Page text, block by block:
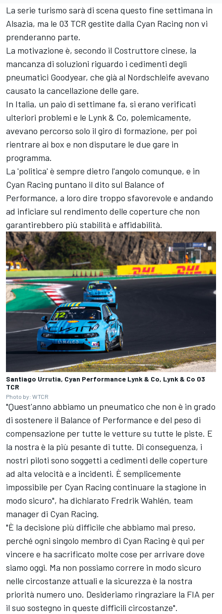
La serie turismo sarà di scena questo fine settimana in
Alsazia, ma le 03 TCR gestite dalla Cyan Racing non vi
prenderanno parte.
La motivazione è, secondo il Costruttore cinese, la
mancanza di soluzioni riguardo i cedimenti degli
pneumatici Goodyear, che già al Nordschleife avevano
causato la cancellazione delle gare.
In Italia, un paio di settimane fa, si erano verificati
ulteriori problemi e le Lynk & Co, polemicamente,
avevano percorso solo il giro di formazione, per poi
rientrare ai box e non disputare le due gare in
programma.
La 'politica' è sempre dietro l'angolo comunque, e in
Cyan Racing puntano il dito sul Balance of
Performance, a loro dire troppo sfavorevole e andando
ad inficiare sul rendimento delle coperture che non
garantirebbero più stabilità e affidabilità.
Santiago Urrutia, Cyan Performance Lynk & Co, Lynk & Co 03
TCR
Photo by: WTCR
"Quest'anno abbiamo un pneumatico che non è in grado
di sostenere il Balance of Performance e del peso di
compensazione per tutte le vetture su tutte le piste. E
la nostra è la più pesante di tutte. Di conseguenza, i
nostri piloti sono soggetti a cedimenti delle coperture
ad alta velocità e a incidenti. È semplicemente
impossibile per Cyan Racing continuare la stagione in
modo sicuro", ha dichiarato Fredrik Wahlén, team
manager di Cyan Racing.
"È la decisione più difficile che abbiamo mai preso,
perché ogni singolo membro di Cyan Racing è qui per
vincere e ha sacrificato molte cose per arrivare dove
siamo oggi. Ma non possiamo correre in modo sicuro
nelle circostanze attuali e la sicurezza è la nostra
priorità numero uno. Desideriamo ringraziare la FIA per
il suo sostegno in queste difficili circostanze".